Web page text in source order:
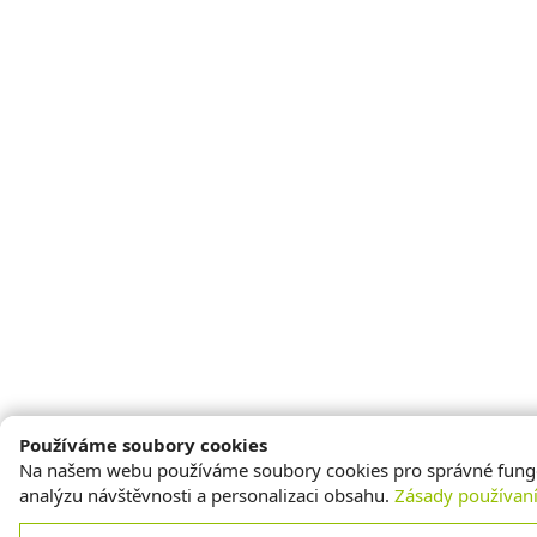
Používáme soubory cookies
Na našem webu používáme soubory cookies pro správné
analýzu návštěvnosti a personalizaci obsahu. Zásady používaní